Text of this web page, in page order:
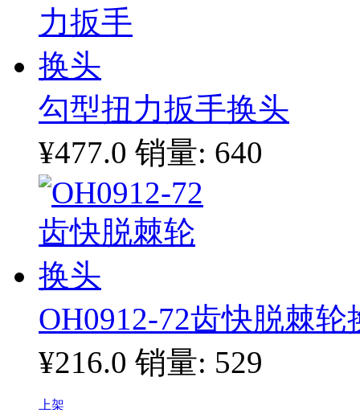
勾型扭力扳手换头
¥477.0 销量: 640
OH0912-72齿快脱棘轮
¥216.0 销量: 529
上架